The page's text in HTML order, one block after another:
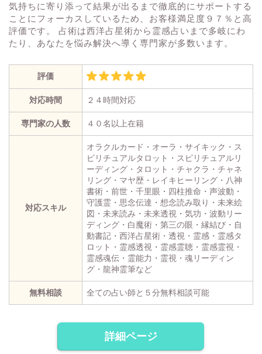
気持ちに寄り添って結果が出るまで徹底的にサポートする
ことにフォーカスしているため、お客様満足度９７％と高
評価です。 占術は西洋占星術から霊感占いまで多岐にわ
たり、あなたを悩み解決へ導く専門家が多数います。
評価
対応時間 ２４時間対応
専門家の人数 ４０名以上在籍
対応スキル
オラクルカード・オーラ・サイキック・ス
ピリチュアルタロット・スピリチュアルリ
ーディング・タロット・チャクラ・チャネ
リング・マヤ歴・レイキヒーリング・八神
書術・前世・千里眼・四柱推命・声波動・
守護霊・思念伝達・想念読み取り・未来絵
図・未来読み・未来透視・気功・波動リー
ディング・白魔術・第三の眼・縁結び・自
動書記・西洋占星術・透視・霊感・霊感タ
ロット・霊感透視・霊感霊聴・霊感霊視・
霊感魂伝・霊能力・霊視・魂リーディン
グ・龍神霊筆など
無料相談 全ての占い師と５分無料相談可能
詳細ページ